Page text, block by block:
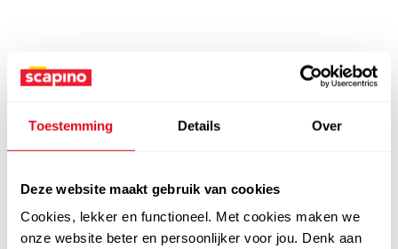
Toestemming Details Over
Deze website maakt gebruik van cookies
Cookies, lekker en functioneel. Met cookies maken we
onze website beter en persoonlijker voor jou. Denk aan